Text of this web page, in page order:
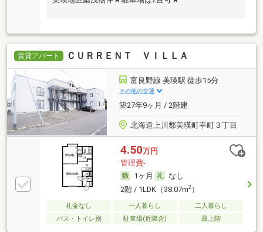
賃貸アパート ＣＵＲＲＥＮＴ ＶＩＬＬＡ
富良野線 美瑛駅 徒歩15分
その他の交通
築27年9ヶ月 / 2階建
北海道上川郡美瑛町幸町３丁目
4.50万円
管理費-
1ヶ月
なし
2階 / 1LDK（38.07m2）
礼金なし 一人暮らし
二人暮らし
バス・トイレ別
駐車場(近隣含) 最上階